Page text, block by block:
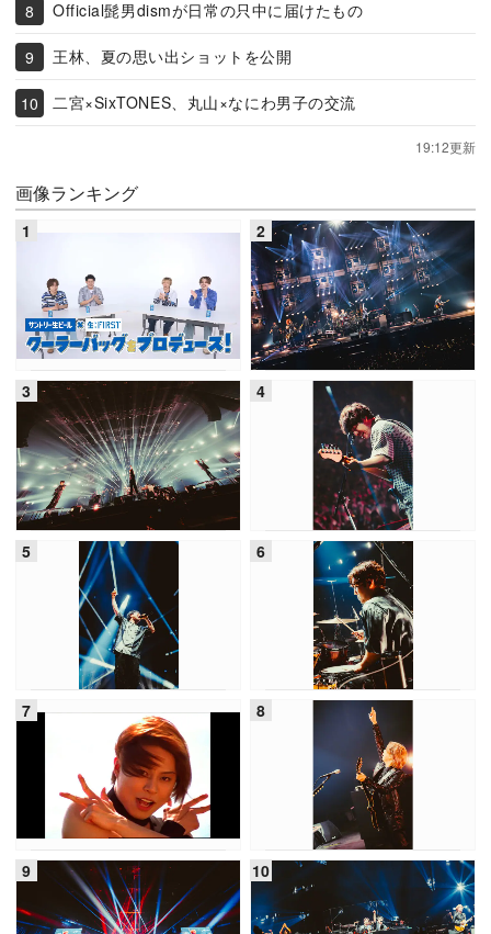
Official髭男dismが日常の只中に届けたもの
王林、夏の思い出ショットを公開
二宮×SixTONES、丸山×なにわ男子の交流
19:12更新
画像ランキング